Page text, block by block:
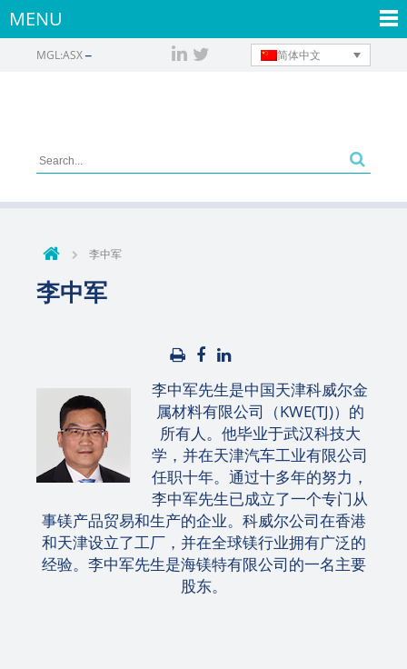
MENU
简体中文
MGL:ASX
李中军
李中军
李中军先生是中国天津科威尔金
属材料有限公司（KWE(TJ)）的
所有人。他毕业于武汉科技大
学，并在天津汽车工业有限公司
任职十年。通过十多年的努力，
李中军先生已成立了一个专门从
事镁产品贸易和生产的企业。科威尔公司在香港
和天津设立了工厂，并在全球镁行业拥有广泛的
经验。李中军先生是海镁特有限公司的一名主要
股东。